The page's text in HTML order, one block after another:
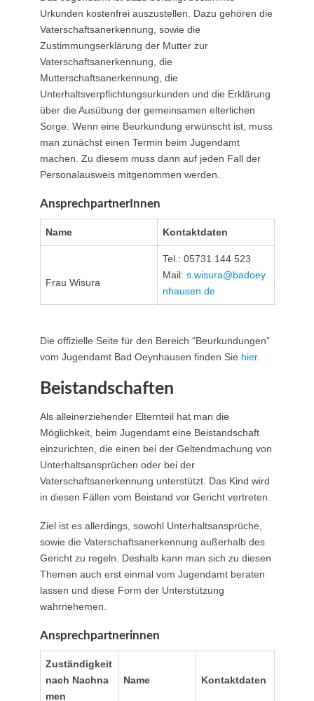
Urkunden kostenfrei auszustellen. Dazu gehören die
Vaterschaftsanerkennung, sowie die
Zustimmungserklärung der Mutter zur
Vaterschaftsanerkennung, die
Mutterschaftsanerkennung, die
Unterhaltsverpflichtungsurkunden und die Erklärung
über die Ausübung der gemeinsamen elterlichen
Sorge. Wenn eine Beurkundung erwünscht ist, muss
man zunächst einen Termin beim Jugendamt
machen. Zu diesem muss dann auf jeden Fall der
Personalausweis mitgenommen werden.
AnsprechpartnerInnen
Name Kontaktdaten
Frau Wisura
Tel.: 05731 144 523
Mail: s.wisura@​badoey
nhausen.de
Die offizielle Seite für den Bereich “Beurkundungen”
vom Jugendamt Bad Oeynhausen finden Sie hier.
Beistandschaften
Als alleinerziehender Elternteil hat man die
Möglichkeit, beim Jugendamt eine Beistandschaft
einzurichten, die einen bei der Geltendmachung von
Unterhaltsansprüchen oder bei der
Vaterschaftsanerkennung unterstützt. Das Kind wird
in diesen Fällen vom Beistand vor Gericht vertreten.
Ziel ist es allerdings, sowohl Unterhaltsansprüche,
sowie die Vaterschaftsanerkennung außerhalb des
Gericht zu regeln. Deshalb kann man sich zu diesen
Themen auch erst einmal vom Jugendamt beraten
lassen und diese Form der Unterstützung
wahrnehemen.
Ansprechpartnerinnen
Zuständigkeit
nach Nachna
men
Name Kontaktdaten